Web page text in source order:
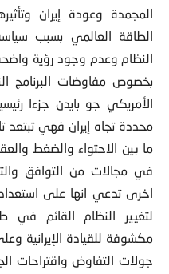
المجمدة وعودة إيران
الطاقة العالمي بسبب
النظام وعدم وجود رؤية
بخصوص مفاوضات البرنامج
الأمريكي جو بايدن جزءا
محددة تجاه إيران فهي تبتعد
ما بين الاحتواء والضغط
في مجالات من التوافق
اخرى تدعي انها على
لتغيير النظام القائم
مكشوفة للقيادة الإيرانية
جولات التفاوض واقتراحات